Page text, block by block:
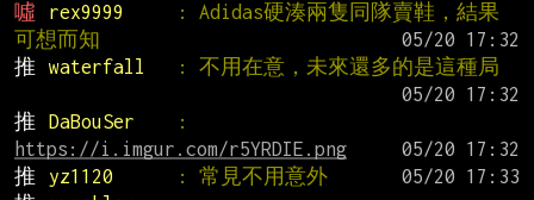
噓
rex9999
: Adidas硬湊兩隻同隊賣鞋，結果
可想而知
推
waterfall
: 不用在意，未來還多的是這種局
推
DaBouSer
https://i.imgur.com/r5YRDIE.png
推
yz1120 : 常見不用意外